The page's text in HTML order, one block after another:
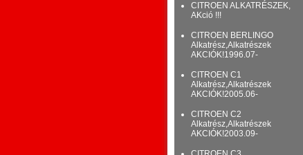
CITROEN ALKATRÉSZEK,
AKció !!!
CITROEN BERLINGO
Alkatrész,Alkatrészek
AKCIÓK!1996.07-
CITROEN C1
Alkatrész,Alkatrészek
AKCIÓK!2005.06-
CITROEN C2
Alkatrész,Alkatrészek
AKCIÓK!2003.09-